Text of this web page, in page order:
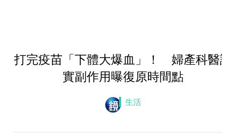
打完疫苗「下體大爆血」！ 婦產科醫
實副作用曝復原時間點
生活